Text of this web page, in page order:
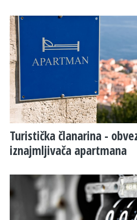
Turistička članarina -
iznajmljivača apartmana